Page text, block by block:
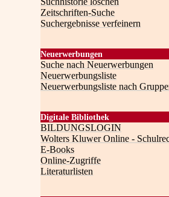
Zeitschriften-Suche
Suchergebnisse verfeinern
Neuerwerbungen
Suche nach Neuerwerbungen
Neuerwerbungsliste
Neuerwerbungsliste nach
Digitale Bibliothek
BILDUNGSLOGIN
Wolters Kluwer Online -
E-Books
Online-Zugriffe
Literaturlisten